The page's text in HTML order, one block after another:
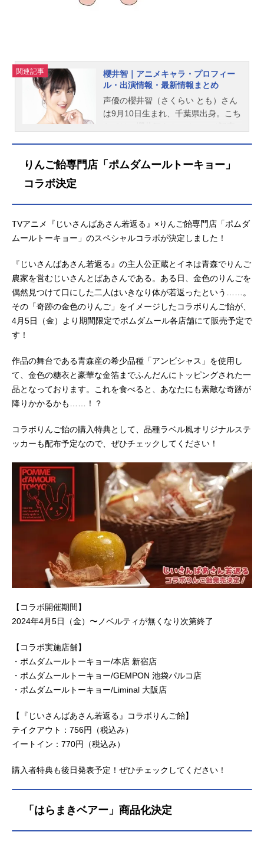
関連記事
櫻井智｜アニメキャラ・プロフィー
ル・出演情報・最新情報まとめ
声優の櫻井智（さくらい とも）さん
は9月10日生まれ、千葉県出身。こち
りんご飴専門店「ポムダムールトーキョー」
コラボ決定
TVアニメ『じいさんばあさん若返る』×りんご飴専門店「ポムダ
ムールトーキョー」のスペシャルコラボが決定しました！
『じいさんばあさん若返る』の主人公正蔵とイネは青森でりんご
農家を営むじいさんとばあさんである。ある日、金色のりんごを
偶然見つけて口にした二人はいきなり体が若返ったという……。
その「奇跡の金色のりんご」をイメージしたコラボりんご飴が、
4月5日（金）より期間限定でポムダムール各店舗にて販売予定で
す！
作品の舞台である青森産の希少品種「アンビシャス」を使用し
て、金色の糖衣と豪華な金箔までふんだんにトッピングされた一
品となっております。これを食べると、あなたにも素敵な奇跡が
降りかかるかも……！？
コラボりんご飴の購入特典として、品種ラベル風オリジナルステ
ッカーも配布予定なので、ぜひチェックしてください！
【コラボ開催期間】
2024年4月5日（金）〜ノベルティが無くなり次第終了
【コラボ実施店舗】
・ポムダムールトーキョー/本店 新宿店
・ポムダムールトーキョー/GEMPON 池袋パルコ店
・ポムダムールトーキョー/Liminal 大阪店
【『じいさんばあさん若返る』コラボりんご飴】
テイクアウト：756円（税込み）
イートイン：770円（税込み）
購入者特典も後日発表予定！ぜひチェックしてください！
「はらまきベアー」商品化決定